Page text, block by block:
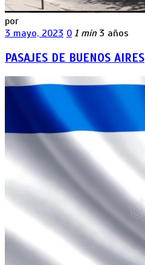
por
3 mayo, 2023 0 1 min 3 años
PASAJES DE BUENOS AIRES